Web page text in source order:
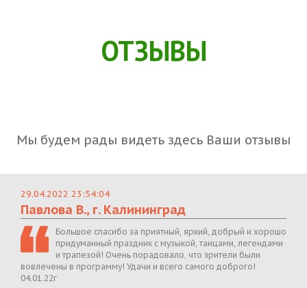
ОТЗЫВЫ
Мы будем рады видеть здесь Ваши отзывы
29.04.2022 23:54:04
Павлова В., г. Калининград
Большое спасибо за приятный, яркий, добрый и хорошо
придуманный праздник с музыкой, танцами, легендами
и трапезой! Очень порадовало, что зрители были
вовлечены в программу! Удачи и всего самого доброго!
04.01.22г